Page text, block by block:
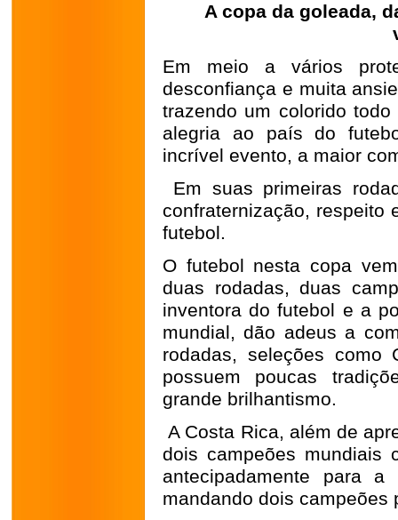
A copa da goleada,
Em meio a vários
desconfiança e muita
trazendo um colorido
alegria ao país do
incrível evento, a maior
Em suas primeiras
confraternização, respeito
futebol.
O futebol nesta copa
duas rodadas, duas
inventora do futebol e a
mundial, dão adeus a
rodadas, seleções como
possuem poucas
grande brilhantismo.
A Costa Rica, além de
dois campeões mundiais
antecipadamente para
mandando dois campeões